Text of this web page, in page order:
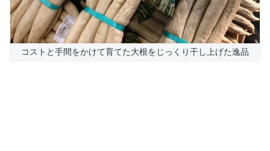
コストと手間をかけて育てた大根をじっくり干し上げた逸品